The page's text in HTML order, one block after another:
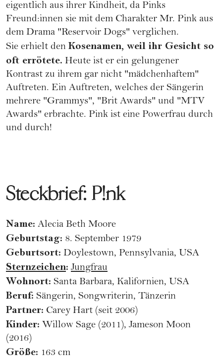
eigentlich aus ihrer Kindheit, da Pinks
Freund:innen sie mit dem Charakter Mr. Pink aus
dem Drama "Reservoir Dogs" verglichen.
Sie erhielt den Kosenamen, weil ihr Gesicht so
oft errötete. Heute ist er ein gelungener
Kontrast zu ihrem gar nicht "mädchenhaftem"
Auftreten. Ein Auftreten, welches der Sängerin
mehrere "Grammys", "Brit Awards" und "MTV
Awards" erbrachte. Pink ist eine Powerfrau durch
und durch!
Steckbrief: P!nk
Name: Alecia Beth Moore
Geburtstag: 8. September 1979
Geburtsort: Doylestown, Pennsylvania, USA
Sternzeichen: Jungfrau
Wohnort: Santa Barbara, Kalifornien, USA
Beruf: Sängerin, Songwriterin, Tänzerin
Partner: Carey Hart (seit 2006)
Kinder: Willow Sage (2011), Jameson Moon
(2016)
Größe: 163 cm